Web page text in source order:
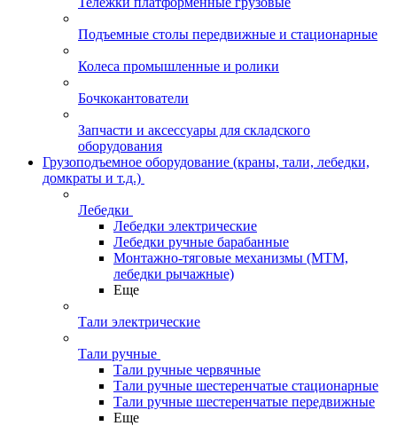
Подъемные столы передвижные и стационарные
Колеса промышленные и ролики
Бочкокантователи
Запчасти и аксессуары для складского
оборудования
Грузоподъемное оборудование (краны, тали, лебедки,
домкраты и т.д.)
Лебедки
Лебедки электрические
Лебедки ручные барабанные
Монтажно-тяговые механизмы (МТМ,
лебедки рычажные)
Еще
Тали электрические
Тали ручные
Тали ручные червячные
Тали ручные шестеренчатые стационарные
Тали ручные шестеренчатые передвижные
Еще